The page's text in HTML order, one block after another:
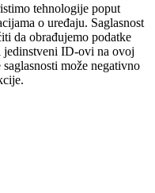
tehnologije poput
o uređaju. Saglasnost
da obrađujemo podatke
jedinstveni ID-ovi na ovoj
može negativno